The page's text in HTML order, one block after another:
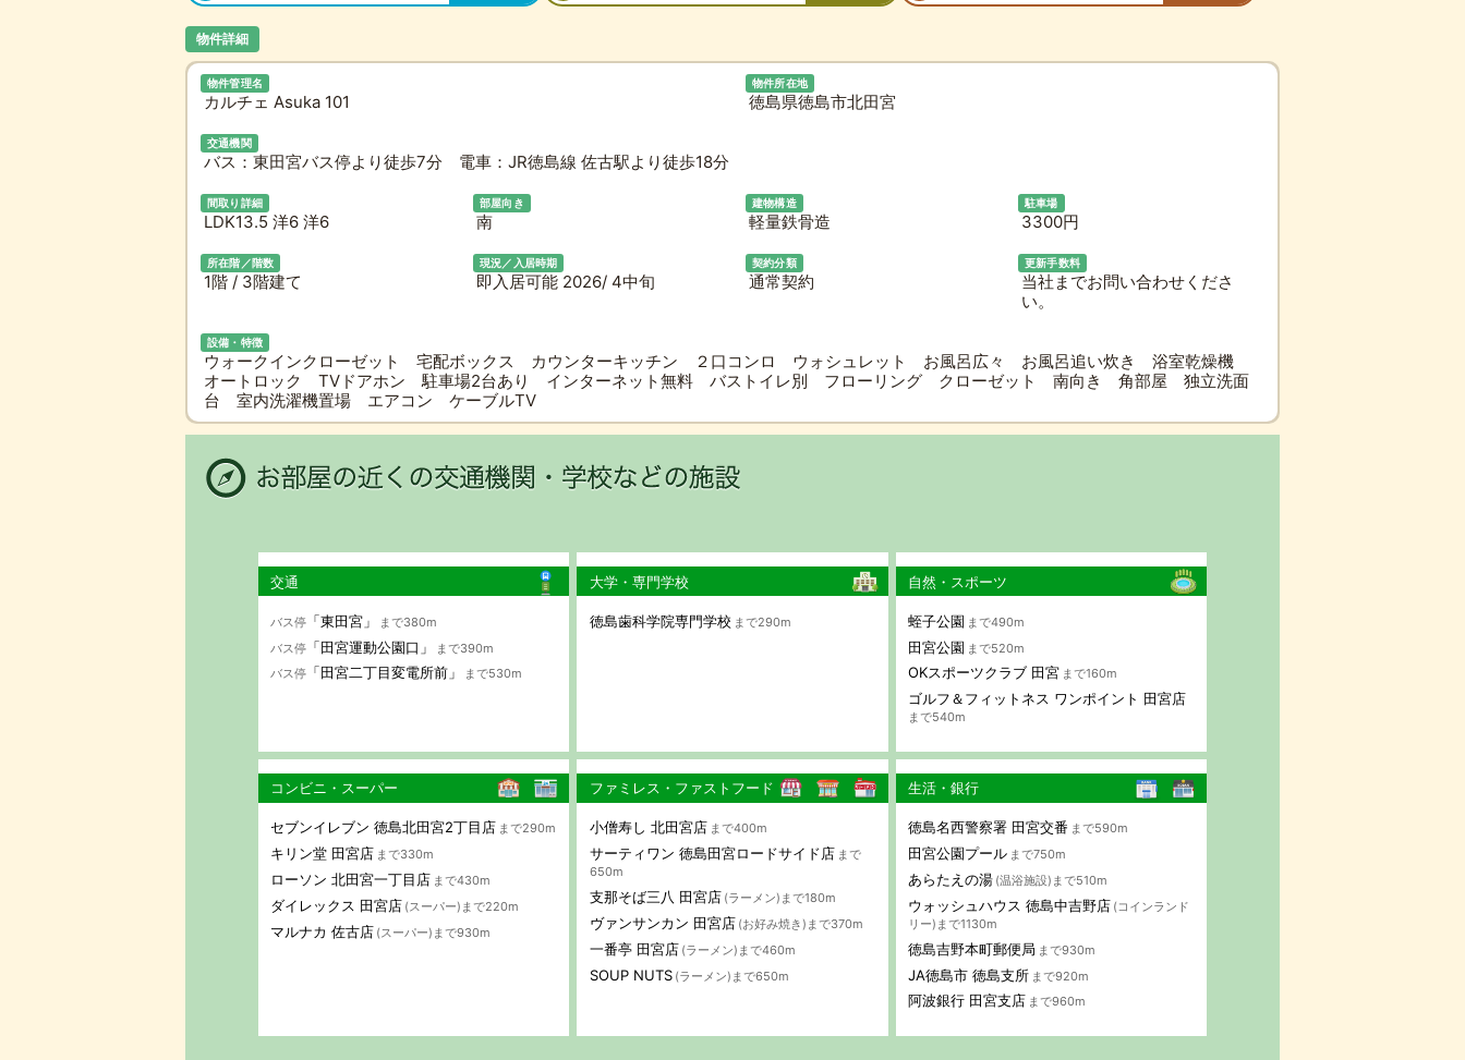
物件詳細
物件管理名
カルチェ Asuka 101
物件所在地
徳島県徳島市北田宮
交通機関
バス：東田宮バス停より徒歩7分 電車：JR徳島線 佐古駅より徒歩18分
間取り詳細
LDK13.5 洋6 洋6
部屋向き
南
建物構造
軽量鉄骨造
駐車場
3300円
所在階／階数
1階 / 3階建て
現況／入居時期
即入居可能 2026/ 4中旬
契約分類
通常契約
更新手数料
当社までお問い合わせくださ
い。
設備・特徴
ウォークインクローゼット 宅配ボックス カウンターキッチン ２口コンロ ウォシュレット お風呂広々 お風呂追い炊き 浴室乾燥機
オートロック TVドアホン 駐車場2台あり インターネット無料 バストイレ別 フローリング クローゼット 南向き 角部屋 独立洗面
台 室内洗濯機置場 エアコン ケーブルTV
交通
バス停 「東田宮」
まで380m
バス停 「田宮運動公園口」
まで390m
バス停 「田宮二丁目変電所前」 まで530m
大学・専門学校
徳島歯科学院専門学校 まで290m
自然・スポーツ
蛭子公園 まで490m
田宮公園 まで520m
OKスポーツクラブ 田宮 まで160m
ゴルフ＆フィットネス ワンポイント 田宮店
まで540m
コンビニ・スーパー
セブンイレブン 徳島北田宮2丁目店 まで290m
キリン堂 田宮店 まで330m
ローソン 北田宮一丁目店 まで430m
ダイレックス 田宮店 (スーパー)まで220m
マルナカ 佐古店 (スーパー)まで930m
ファミレス・ファストフード
小僧寿し 北田宮店 まで400m
サーティワン 徳島田宮ロードサイド店 まで
650m
支那そば三八 田宮店 (ラーメン)まで180m
ヴァンサンカン 田宮店 (お好み焼き)まで370m
一番亭 田宮店 (ラーメン)まで460m
SOUP NUTS (ラーメン)まで650m
生活・銀行
徳島名西警察署 田宮交番 まで590m
田宮公園プール まで750m
あらたえの湯 (温浴施設)まで510m
ウォッシュハウス 徳島中吉野店 (コインランド
リー)まで1130m
徳島吉野本町郵便局 まで930m
JA徳島市 徳島支所 まで920m
阿波銀行 田宮支店 まで960m